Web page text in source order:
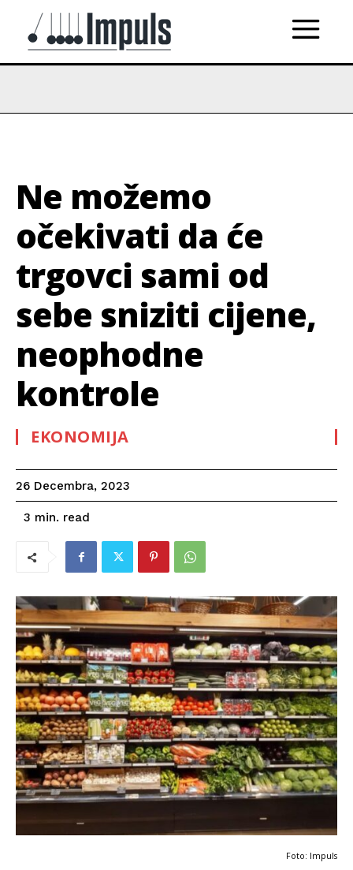
Ne možemo
očekivati da će
trgovci sami od
sebe sniziti cijene,
neophodne
kontrole
EKONOMIJA
26 Decembra, 2023
3 min. read
Foto: Impuls